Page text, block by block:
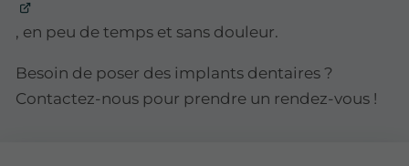
, en peu de temps et sans douleur.
Besoin de poser des implants dentaires ?
Contactez-nous pour prendre un rendez-vous !